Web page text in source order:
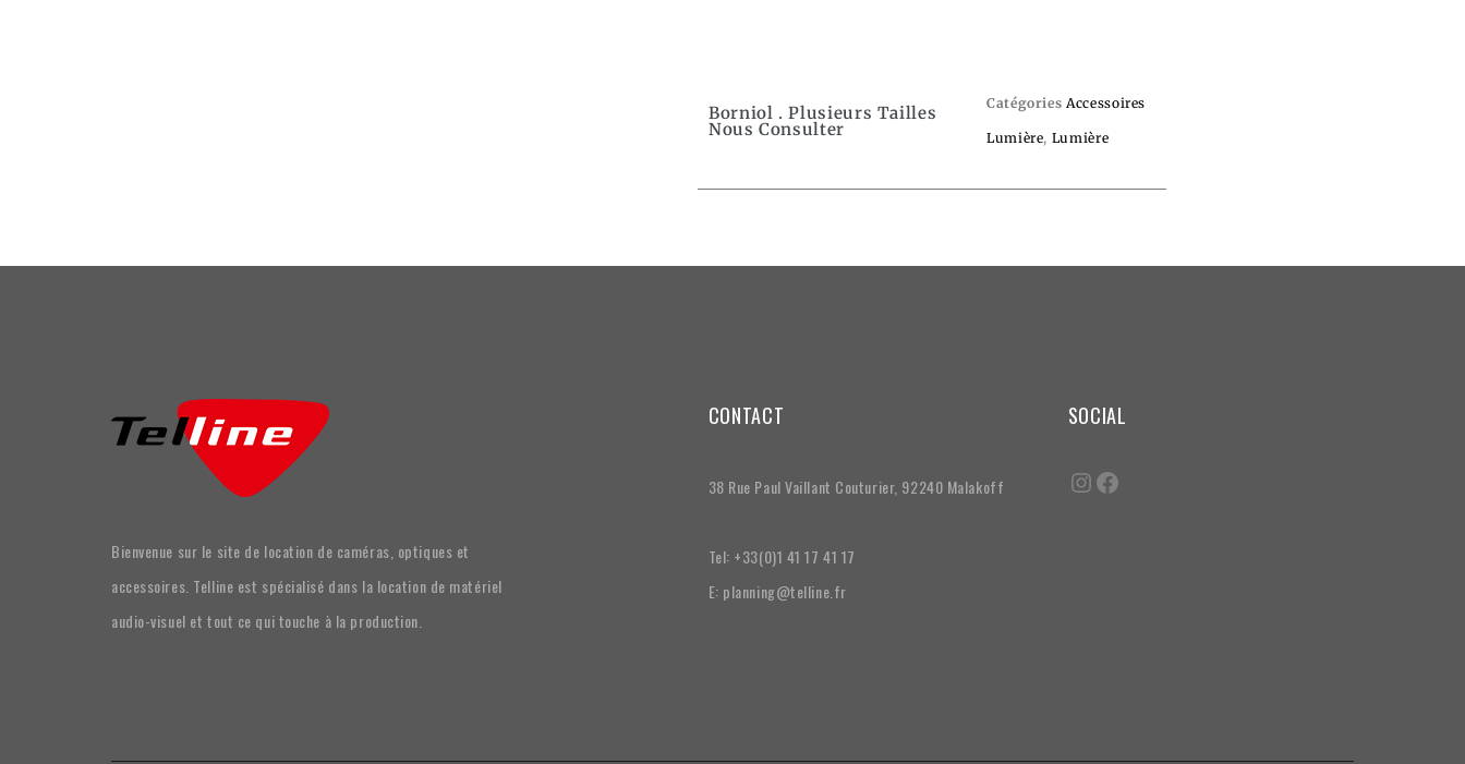
Borniol . Plusieurs Tailles
Nous Consulter
Catégories Accessoires
Lumière, Lumière
Bienvenue sur le site de location de caméras, optiques et
accessoires. Telline est spécialisé dans la location de matériel
audio-visuel et tout ce qui touche à la production.
CONTACT
38 Rue Paul Vaillant Couturier, 92240 Malakoff
Tel: +33(0)1 41 17 41 17
E: planning@telline.fr
SOCIAL